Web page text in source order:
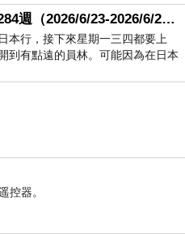
法學院開始
生
羞辱這些未來要執業的女律
週間農居第284週（2026/6/23-2026/6/24) 夏至 金黃稻浪洋溢豐收喜悅
本行，接下來星期一三四都要上
到有點遠的員林。可能因為在日本
一出門上班時，心裡沒有一
控器。